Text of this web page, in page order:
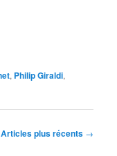
, Philip Giraldi,
Articles plus récents →